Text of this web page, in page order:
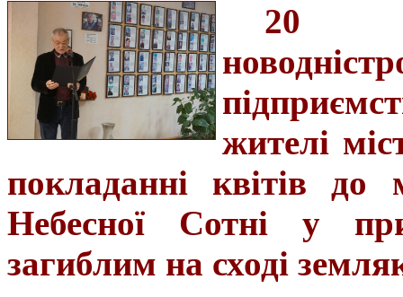
20
жителі
покладанні квітів до
Небесної Сотні у
загиблим на сході